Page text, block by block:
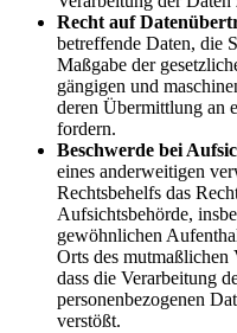
Recht auf
betreffende Daten, die
Maßgabe der
gängigen und
deren Übermittlung an
fordern.
Beschwerde bei
eines anderweitigen
Rechtsbehelfs das
Aufsichtsbehörde,
gewöhnlichen
Orts des mutmaßlichen
dass die Verarbeitung
personenbezogenen
verstößt.